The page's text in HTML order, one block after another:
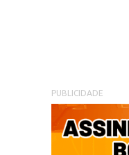
PUBLICIDADE